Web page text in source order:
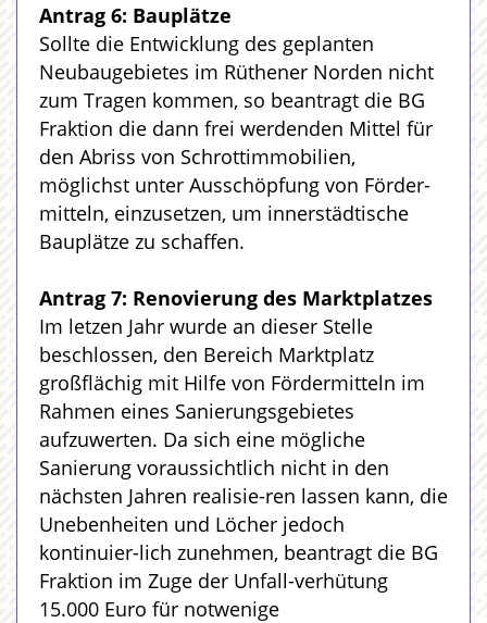
Antrag 6: Bauplätze
Sollte die Entwicklung des geplanten
Neubaugebietes im Rüthener Norden nicht
zum Tragen kommen, so beantragt die BG
Fraktion die dann frei werdenden Mittel für
den Abriss von Schrottimmobilien,
möglichst unter Ausschöpfung von Förder-
mitteln, einzusetzen, um innerstädtische
Bauplätze zu schaffen.
Antrag 7: Renovierung des Marktplatzes
Im letzen Jahr wurde an dieser Stelle
beschlossen, den Bereich Marktplatz
großflächig mit Hilfe von Fördermitteln im
Rahmen eines Sanierungsgebietes
aufzuwerten. Da sich eine mögliche
Sanierung voraussichtlich nicht in den
nächsten Jahren realisie-ren lassen kann, die
Unebenheiten und Löcher jedoch
kontinuier-lich zunehmen, beantragt die BG
Fraktion im Zuge der Unfall-verhütung
15.000 Euro für notwenige